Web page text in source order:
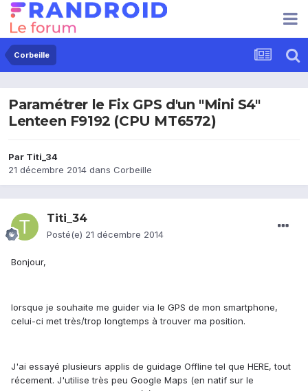
Corbeille
Paramétrer le Fix GPS d'un "Mini S4"
Lenteen F9192 (CPU MT6572)
Par Titi_34
21 décembre 2014 dans Corbeille
Titi_34
Posté(e) 21 décembre 2014
Bonjour,
lorsque je souhaite me guider via le GPS de mon smartphone,
celui-ci met très/trop longtemps à trouver ma position.
J'ai essayé plusieurs applis de guidage Offline tel que HERE, tout
récement. J'utilise très peu Google Maps (en natif sur le